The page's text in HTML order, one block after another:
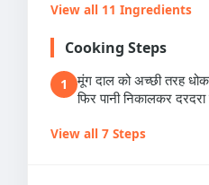
View all 11 Ingredients
Cooking Steps
1
मूंग दाल को अच्छी तरह
फिर पानी निकालकर
View all 7 Steps